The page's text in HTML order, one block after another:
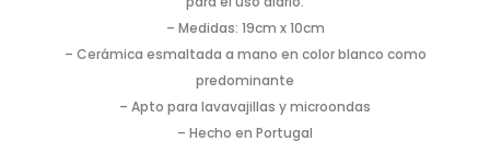
– Medidas: 19cm x 10cm
– Cerámica esmaltada a mano en color blanco como
predominante
– Apto para lavavajillas y microondas
– Hecho en Portugal